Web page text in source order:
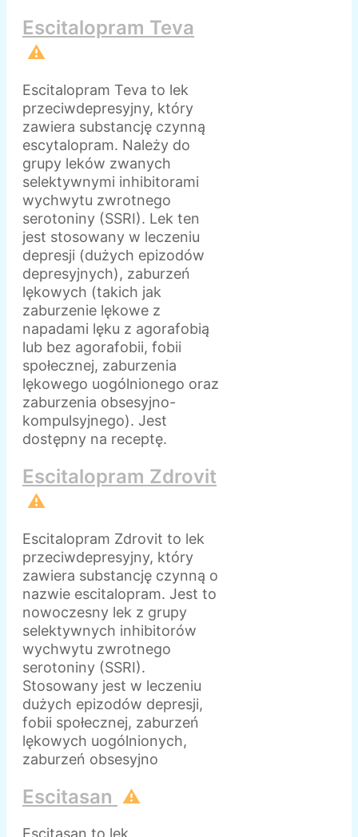
Escitalopram Teva
⚠️
Escitalopram Teva to lek
przeciwdepresyjny, który
zawiera substancję czynną
escytalopram. Należy do
grupy leków zwanych
selektywnymi inhibitorami
wychwytu zwrotnego
serotoniny (SSRI). Lek ten
jest stosowany w leczeniu
depresji (dużych epizodów
depresyjnych), zaburzeń
lękowych (takich jak
zaburzenie lękowe z
napadami lęku z agorafobią
lub bez agorafobii, fobii
społecznej, zaburzenia
lękowego uogólnionego oraz
zaburzenia obsesyjno-
kompulsyjnego). Jest
dostępny na receptę.
Escitalopram Zdrovit
⚠️
Escitalopram Zdrovit to lek
przeciwdepresyjny, który
zawiera substancję czynną o
nazwie escitalopram. Jest to
nowoczesny lek z grupy
selektywnych inhibitorów
wychwytu zwrotnego
serotoniny (SSRI).
Stosowany jest w leczeniu
dużych epizodów depresji,
fobii społecznej, zaburzeń
lękowych uogólnionych,
zaburzeń obsesyjno
Escitasan ⚠️